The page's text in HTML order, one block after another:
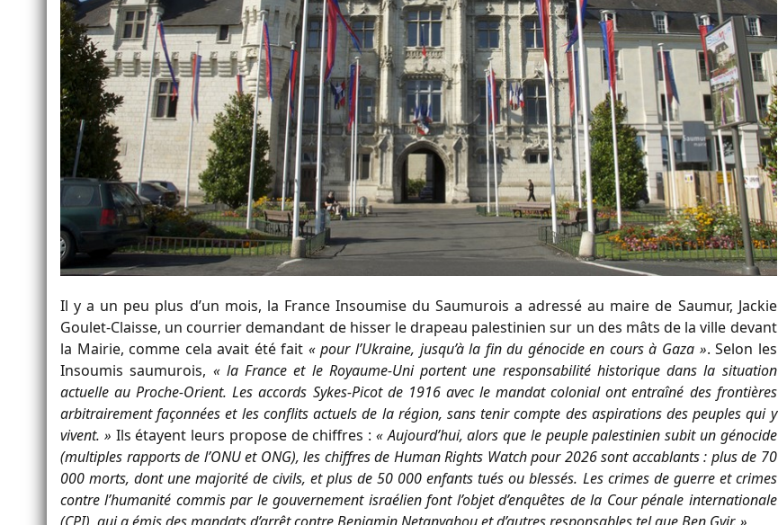
Il y a un peu plus d’un mois, la France Insoumise du Saumurois a adressé au maire de Saumur, Jackie
Goulet-Claisse, un courrier demandant de hisser le drapeau palestinien sur un des mâts de la ville devant
la Mairie, comme cela avait été fait « pour l’Ukraine, jusqu’à la fin du génocide en cours à Gaza ». Selon les
Insoumis saumurois, « la France et le Royaume-Uni portent une responsabilité historique dans la situation
actuelle au Proche-Orient. Les accords Sykes-Picot de 1916 avec le mandat colonial ont entraîné des frontières
arbitrairement façonnées et les conflits actuels de la région, sans tenir compte des aspirations des peuples qui y
vivent. » Ils étayent leurs propose de chiffres : « Aujourd’hui, alors que le peuple palestinien subit un génocide
(multiples rapports de l’ONU et ONG), les chiffres de Human Rights Watch pour 2026 sont accablants : plus de 70
000 morts, dont une majorité de civils, et plus de 50 000 enfants tués ou blessés. Les crimes de guerre et crimes
contre l’humanité commis par le gouvernement israélien font l’objet d’enquêtes de la Cour pénale internationale